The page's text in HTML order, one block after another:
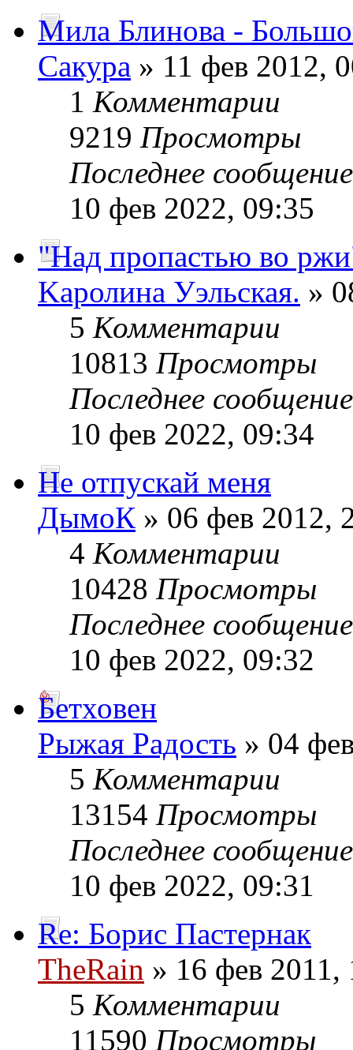
Мила Блинова -
Сакура » 11 фев 2012,
1 Комментарии
9219 Просмотры
Последнее
10 фев 2022, 09:35
"Над пропастью во
Kaролина Уэльская. »
5 Комментарии
10813 Просмотры
Последнее
10 фев 2022, 09:34
Не отпускай меня
ДымоК » 06 фев 2012,
4 Комментарии
10428 Просмотры
Последнее
10 фев 2022, 09:32
Бетховен
Рыжая Радость » 04
5 Комментарии
13154 Просмотры
Последнее
10 фев 2022, 09:31
Re: Борис Пастернак
TheRain » 16 фев 2011,
5 Комментарии
11590 Просмотры